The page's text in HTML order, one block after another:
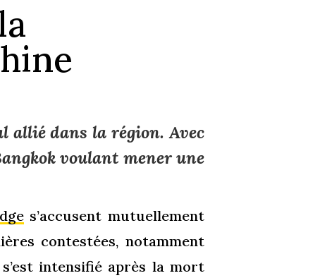
allié dans la région. Avec
voulant mener une
s’accusent mutuellement
contestées, notamment
intensifié après la mort